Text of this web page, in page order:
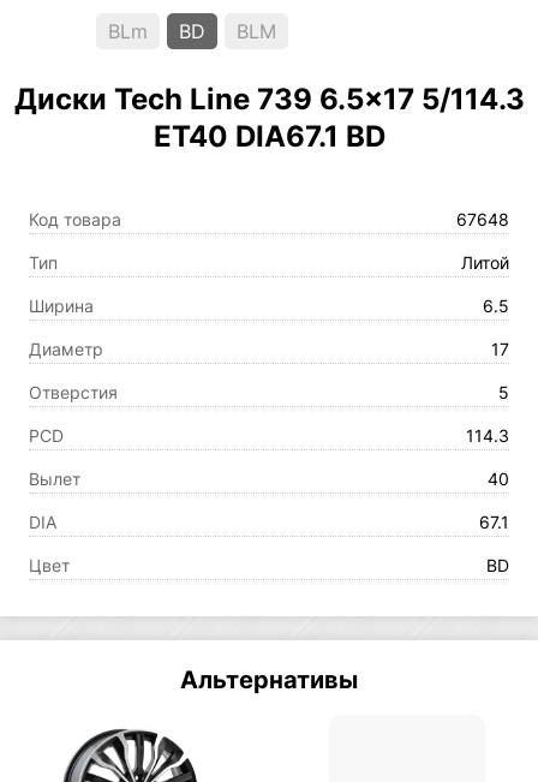
BLm BD BLM
Диски Tech Line 739 6.5×17 5/114.3
ET40 DIA67.1 BD
Код товара 67648
Тип Литой
Ширина 6.5
Диаметр 17
Отверстия 5
PCD 114.3
Вылет 40
DIA 67.1
Цвет BD
Альтернативы